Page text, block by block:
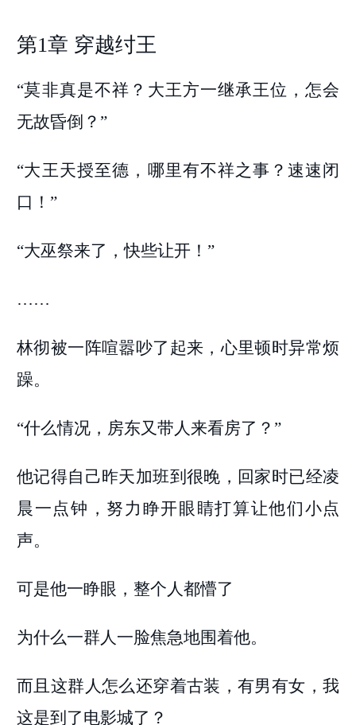
第1章 穿越纣王